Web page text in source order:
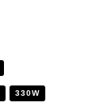
330W